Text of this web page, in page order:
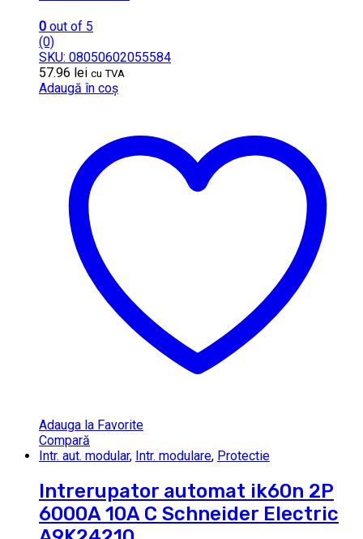
0 out of 5
(0)
SKU: 08050602055584
57.96 lei cu TVA
Adaugă în coș
Adauga la Favorite
Compară
Intr. aut. modular, Intr. modulare, Protectie
Intrerupator automat ik60n 2P
6000A 10A C Schneider Electric